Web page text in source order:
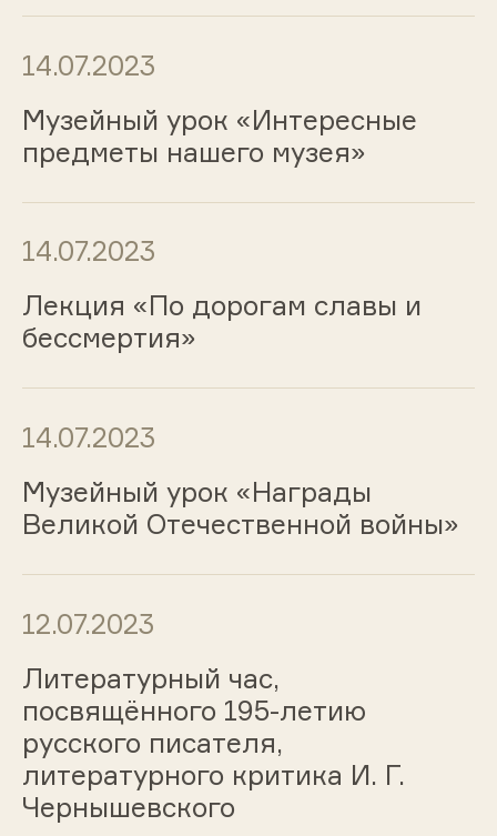
14.07.2023
Музейный урок «Интересные
предметы нашего музея»
14.07.2023
Лекция «По дорогам славы и
бессмертия»
14.07.2023
Музейный урок «Награды
Великой Отечественной войны»
12.07.2023
Литературный час,
посвящённого 195-летию
русского писателя,
литературного критика И. Г.
Чернышевского